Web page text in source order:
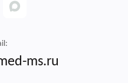
ms.ru